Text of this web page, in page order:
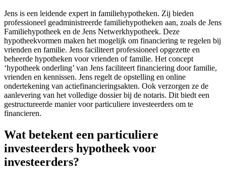
Jens is een leidende expert in familiehypotheken. Zij bieden
professioneel geadministreerde familiehypotheken aan, zoals de Jens
Familiehypotheek en de Jens Netwerkhypotheek. Deze
hypotheekvormen maken het mogelijk om financiering te regelen bij
vrienden en familie. Jens faciliteert professioneel opgezette en
beheerde hypotheken voor vrienden of familie. Het concept
‘hypotheek onderling’ van Jens faciliteert financiering door familie,
vrienden en kennissen. Jens regelt de opstelling en online
ondertekening van actiefinancieringsakten. Ook verzorgen ze de
aanlevering van het volledige dossier bij de notaris. Dit biedt een
gestructureerde manier voor particuliere investeerders om te
financieren.
Wat betekent een particuliere
investeerders hypotheek voor
investeerders?